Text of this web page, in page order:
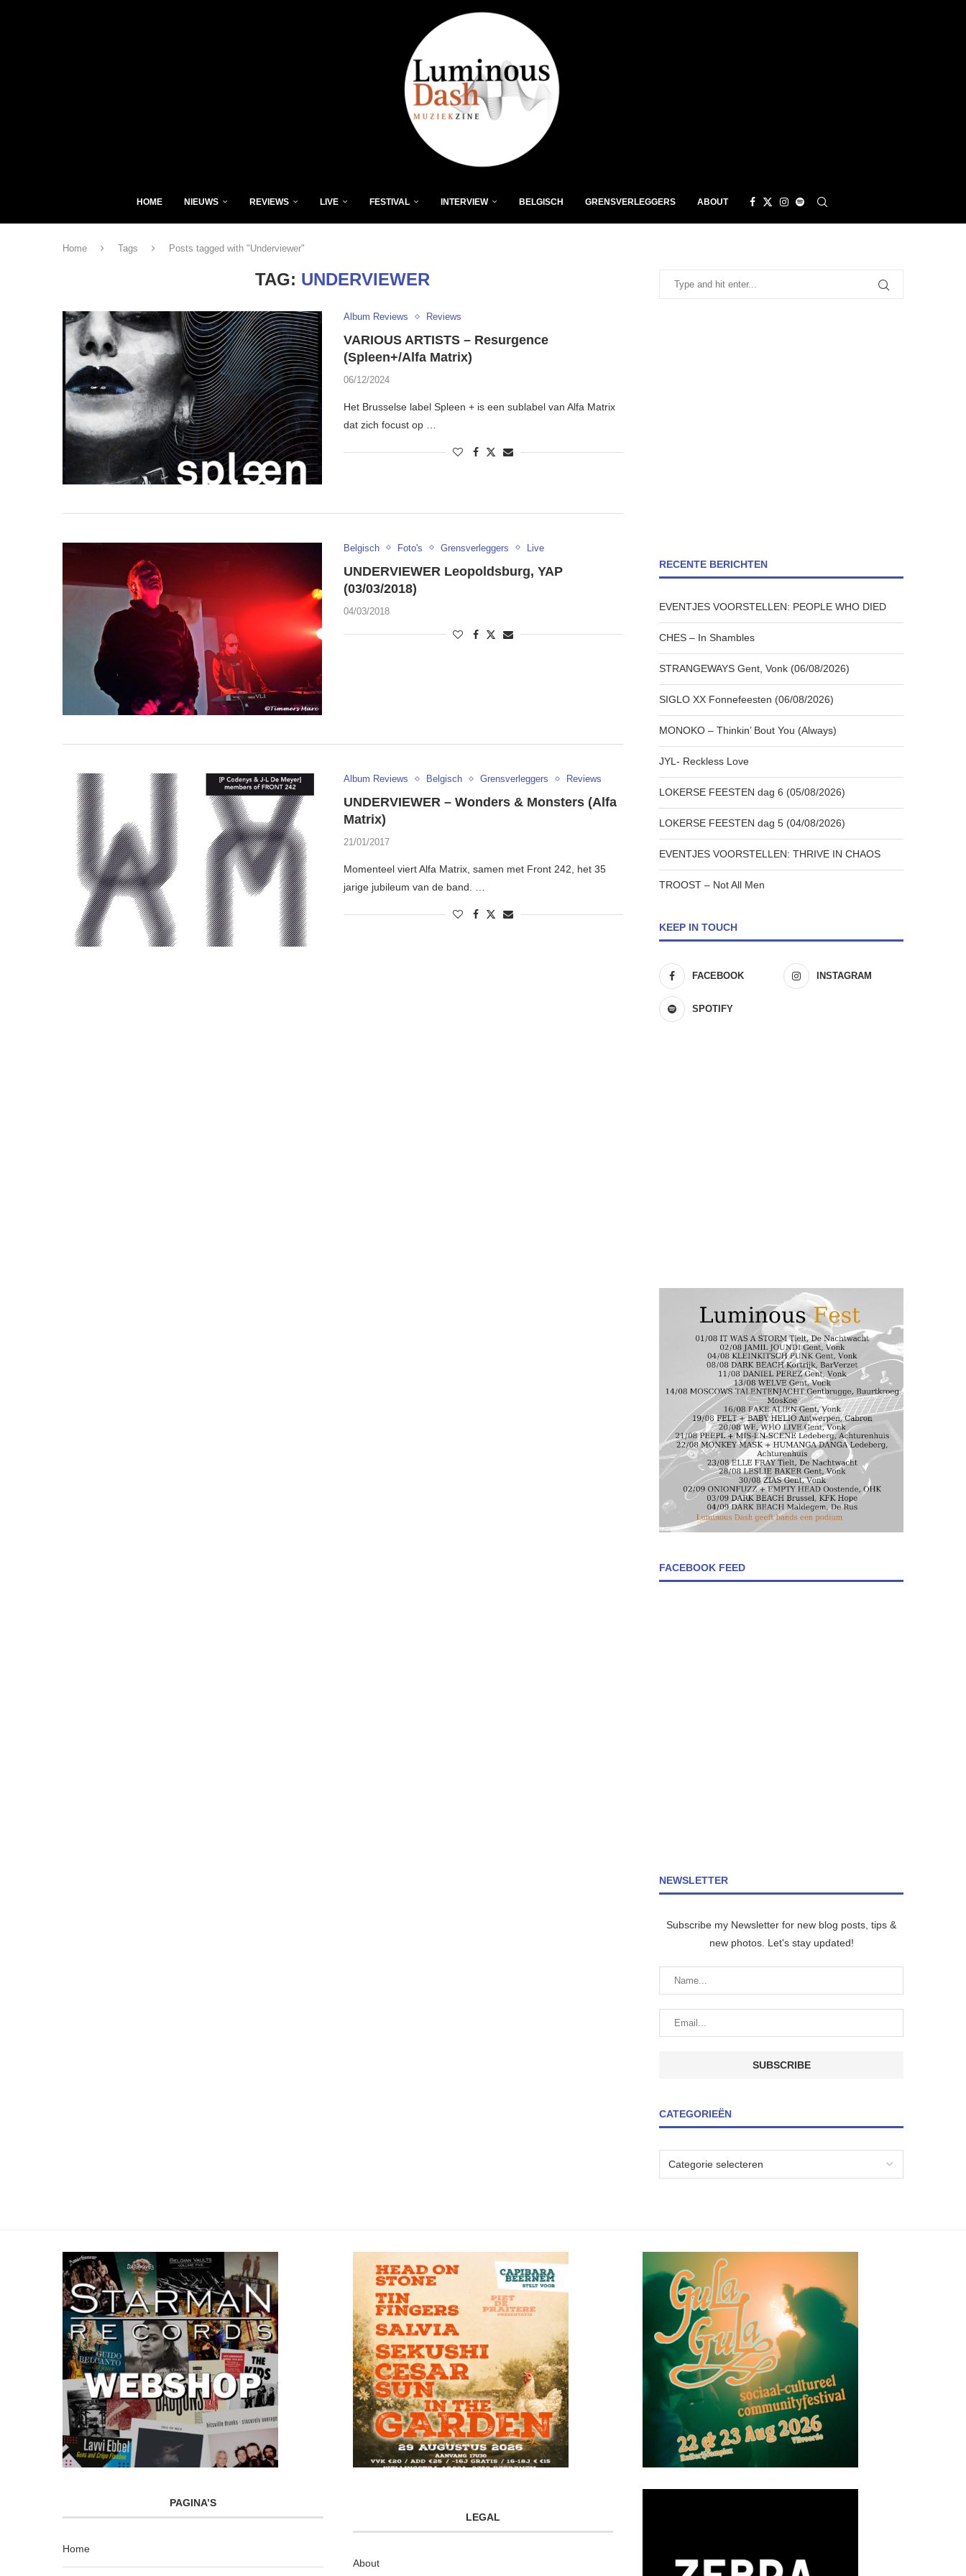
HOME NIEUWS REVIEWS LIVE FESTIVAL INTERVIEW BELGISCH GRENSVERLEGGERS ABOUT
Home Tags Posts tagged with "Underviewer"
TAG: UNDERVIEWER
Album Reviews Reviews
VARIOUS ARTISTS – Resurgence
(Spleen+/Alfa Matrix)
06/12/2024
Het Brusselse label Spleen + is een sublabel van Alfa Matrix
dat zich focust op …
Belgisch Foto's Grensverleggers Live
UNDERVIEWER Leopoldsburg, YAP
(03/03/2018)
04/03/2018
Album Reviews Belgisch Grensverleggers Reviews
UNDERVIEWER – Wonders & Monsters (Alfa
Matrix)
21/01/2017
Momenteel viert Alfa Matrix, samen met Front 242, het 35
jarige jubileum van de band. …
RECENTE BERICHTEN
EVENTJES VOORSTELLEN: PEOPLE WHO DIED
CHES – In Shambles
STRANGEWAYS Gent, Vonk (06/08/2026)
SIGLO XX Fonnefeesten (06/08/2026)
MONOKO – Thinkin’ Bout You (Always)
JYL- Reckless Love
LOKERSE FEESTEN dag 6 (05/08/2026)
LOKERSE FEESTEN dag 5 (04/08/2026)
EVENTJES VOORSTELLEN: THRIVE IN CHAOS
TROOST – Not All Men
KEEP IN TOUCH
FACEBOOK INSTAGRAM
SPOTIFY
FACEBOOK FEED
NEWSLETTER
Subscribe my Newsletter for new blog posts, tips &
new photos. Let's stay updated!
CATEGORIEËN
PAGINA’S
Home
LEGAL
About